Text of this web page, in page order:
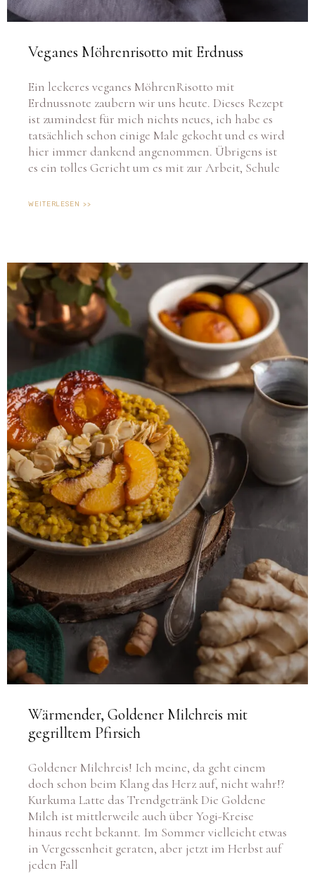
Veganes Möhrenrisotto mit Erdnuss
Ein leckeres veganes MöhrenRisotto mit
Erdnussnote zaubern wir uns heute. Dieses Rezept
ist zumindest für mich nichts neues, ich habe es
tatsächlich schon einige Male gekocht und es wird
hier immer dankend angenommen. Übrigens ist
es ein tolles Gericht um es mit zur Arbeit, Schule
WEITERLESEN >>
Wärmender, Goldener Milchreis mit
gegrilltem Pfirsich
Goldener Milchreis! Ich meine, da geht einem
doch schon beim Klang das Herz auf, nicht wahr!?
Kurkuma Latte das Trendgetränk Die Goldene
Milch ist mittlerweile auch über Yogi-Kreise
hinaus recht bekannt. Im Sommer vielleicht etwas
in Vergessenheit geraten, aber jetzt im Herbst auf
jeden Fall